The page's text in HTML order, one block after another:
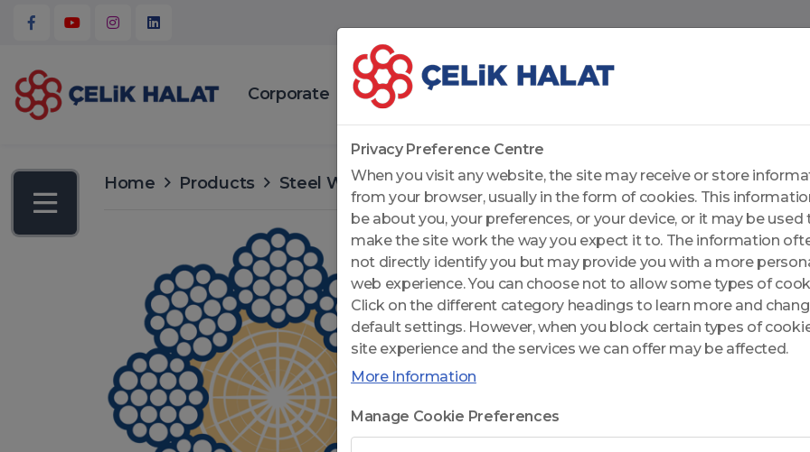
Corporate Products
Home Products Steel Wire Rope General Purpose Ropes CelikRope 819 W
CelikRope 819 W FC -
Diameter Range: 8-75(mm)
Number of Wires: 152
Average Load Factor: 0.444
Average Bending Factor: 0.839
Privacy Preference Centre
When you visit any website, the site may receive or store
from your browser, usually in the form of cookies. This
be about you, your preferences, or your device, or it may be used
make the site work the way you expect it to. The information
not directly identify you but may provide you with a more
web experience. You can choose not to allow some types of
Click on the different category headings to learn more and
default settings. However, when you block certain types of
site experience and the services we can offer may be affected.
More Information
Manage Cookie Preferences